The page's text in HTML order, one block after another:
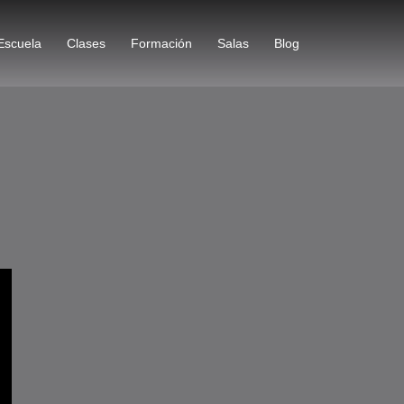
Clases Formación Salas Blog